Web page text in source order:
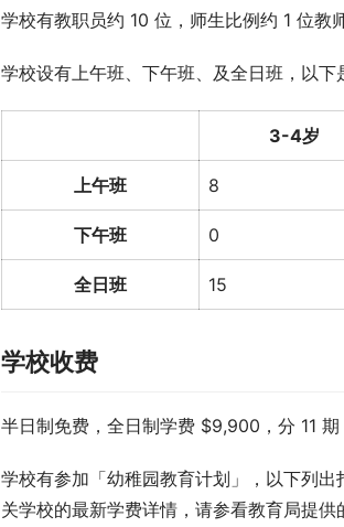
学校有教职员约 10 位，师生比例约 1 位教
学校设有上午班、下午班、及全日班，以
3-4岁
上午班 8
下午班 0
全日班 15
学校收费
半日制免费，全日制学费 $9,900，分 11 期
学校有参加「幼稚园教育计划」，以下列
关学校的最新学费详情，请参看教育局提供